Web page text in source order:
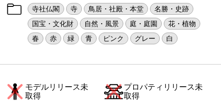
寺社仏閣 寺 鳥居・社殿・本堂
名勝・史跡
国宝・文化財
自然・風景 庭・庭園
花・植物
春
赤 緑 青 ピンク グレー 白
モデルリリース未
取得
プロパティリリース未
取得